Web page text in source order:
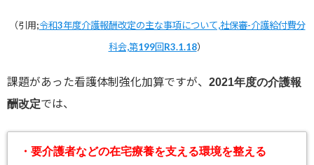
（引用;令和3年度介護報酬改定の主な事項について,社保審-介護給付費分
科会,第199回R3.1.18）
課題があった看護体制強化加算ですが、 2021年度の介護報
酬改定では、
・要介護者などの在宅療養を支える環境を整える